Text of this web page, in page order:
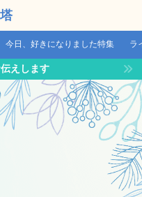
今日、好きになりました特集 ラ
えします